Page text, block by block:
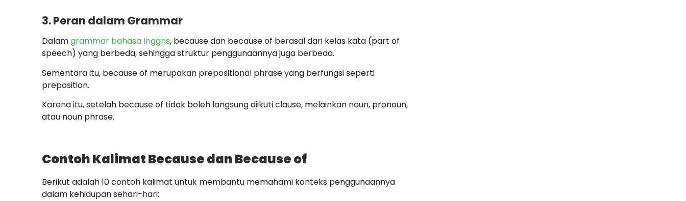
3. Peran dalam Grammar
Dalamgrammar bahasa Inggris, because dan because of berasal dari kelas kata (part of
speech) yang berbeda, sehingga struktur penggunaannya juga berbeda.
Sementara itu, because of merupakan prepositional phrase yang berfungsi seperti
preposition.
Karena itu, setelah because of tidak boleh langsung diikuti clause, melainkan noun, pronoun,
atau noun phrase.
Contoh Kalimat Because dan Because of
Berikut adalah 10 contoh kalimat untuk membantu memahami konteks penggunaannya
dalam kehidupan sehari-hari: